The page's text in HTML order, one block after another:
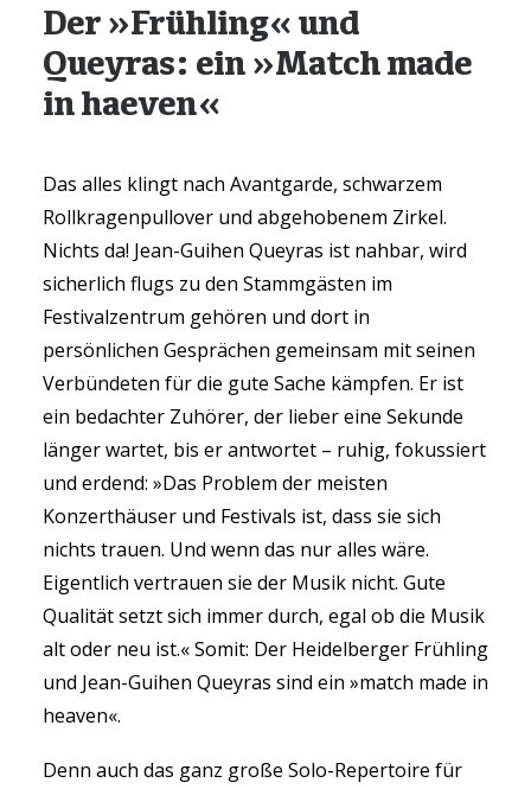
Der »Frühling« und
Queyras: ein »Match made
in haeven«
Das alles klingt nach Avantgarde, schwarzem
Rollkragenpullover und abgehobenem Zirkel.
Nichts da! Jean-Guihen Queyras ist nahbar, wird
sicherlich flugs zu den Stammgästen im
Festivalzentrum gehören und dort in
persönlichen Gesprächen gemeinsam mit seinen
Verbündeten für die gute Sache kämpfen. Er ist
ein bedachter Zuhörer, der lieber eine Sekunde
länger wartet, bis er antwortet – ruhig, fokussiert
und erdend: »Das Problem der meisten
Konzerthäuser und Festivals ist, dass sie sich
nichts trauen. Und wenn das nur alles wäre.
Eigentlich vertrauen sie der Musik nicht. Gute
Qualität setzt sich immer durch, egal ob die Musik
alt oder neu ist.« Somit: Der Heidelberger Frühling
und Jean-Guihen Queyras sind ein »match made in
heaven«.
Denn auch das ganz große Solo-Repertoire für